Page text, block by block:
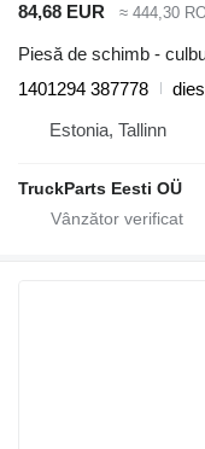
84,68 EUR ≈ 444,30
Piesă de schimb -
1401294 387778
Estonia, Tallinn
TruckParts Eesti OÜ